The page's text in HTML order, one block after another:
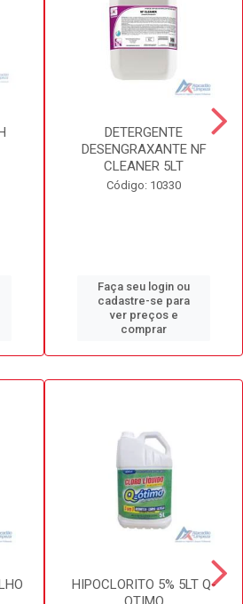
DETERGENTE
DESENGRAXANTE NF
CLEANER 5LT
Código: 10330
Faça seu login ou
cadastre-se para
ver preços e
comprar
HIPOCLORITO 5% 5LT Q-